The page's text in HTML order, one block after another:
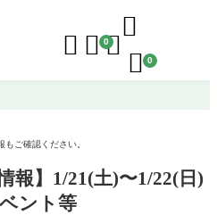
  0

 0
ご確認ください。
報】1/21(土)〜1/22(日)
ント等